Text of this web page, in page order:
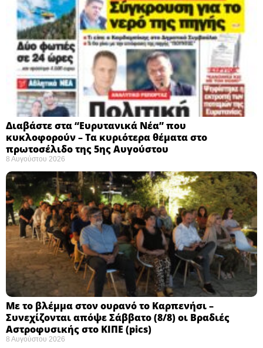
Διαβάστε στα “Ευρυτανικά Νέα” που
κυκλοφορούν – Τα κυριότερα θέματα στο
πρωτοσέλιδο της 5ης Αυγούστου
8 Αυγούστου 2026
Με το βλέμμα στον ουρανό το Καρπενήσι –
Συνεχίζονται απόψε Σάββατο (8/8) οι Βραδιές
Αστροφυσικής στο ΚΙΠΕ (pics)
8 Αυγούστου 2026